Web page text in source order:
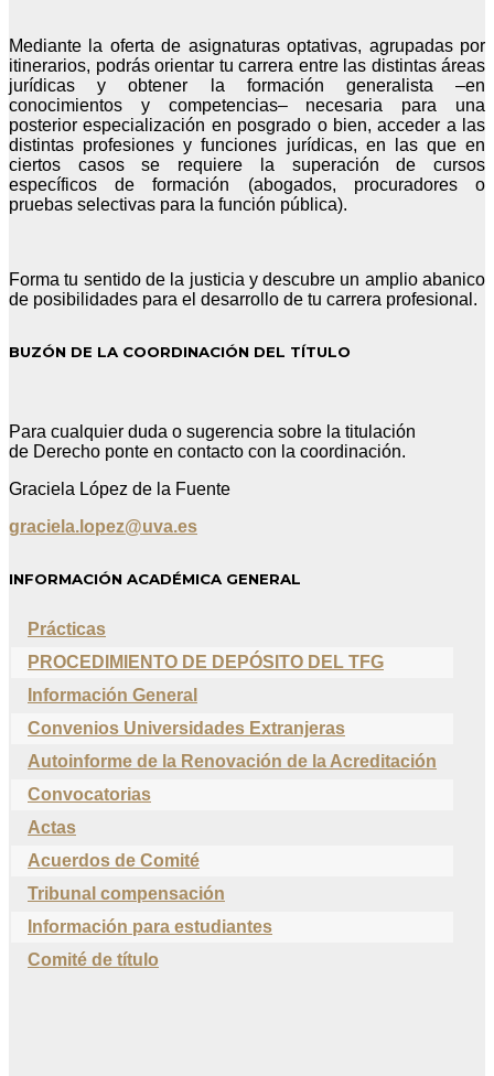
Mediante la oferta de asignaturas optativas, agrupadas por
itinerarios, podrás orientar tu carrera entre las distintas áreas
jurídicas y obtener la formación generalista –en
conocimientos y competencias– necesaria para una
posterior especialización en posgrado o bien, acceder a las
distintas profesiones y funciones jurídicas, en las que en
ciertos casos se requiere la superación de cursos
específicos de formación (abogados, procuradores o
pruebas selectivas para la función pública).
Forma tu sentido de la justicia y descubre un amplio abanico
de posibilidades para el desarrollo de tu carrera profesional.
BUZÓN DE LA COORDINACIÓN DEL TÍTULO
Para cualquier duda o sugerencia sobre la titulación
de Derecho ponte en contacto con la coordinación.
Graciela López de la Fuente
graciela.lopez@uva.es
INFORMACIÓN ACADÉMICA GENERAL
Prácticas
PROCEDIMIENTO DE DEPÓSITO DEL TFG
Información General
Convenios Universidades Extranjeras
Autoinforme de la Renovación de la Acreditación
Convocatorias
Actas
Acuerdos de Comité
Tribunal compensación
Información para estudiantes
Comité de título